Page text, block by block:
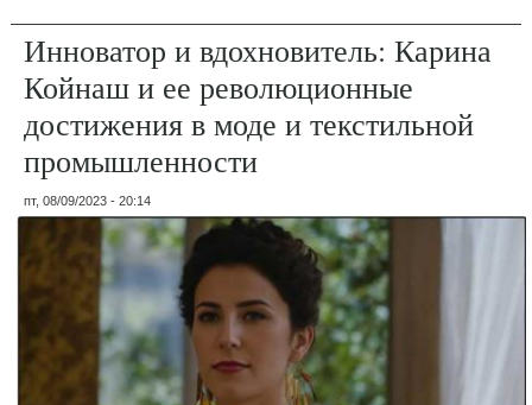
Инноватор и вдохновитель: Карина
Койнаш и ее революционные
достижения в моде и текстильной
промышленности
пт, 08/09/2023 - 20:14